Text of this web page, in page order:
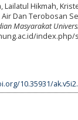
Lailatul Hikmah,
Dan Terobosan
Masyarakat
index.php/
10.35931/